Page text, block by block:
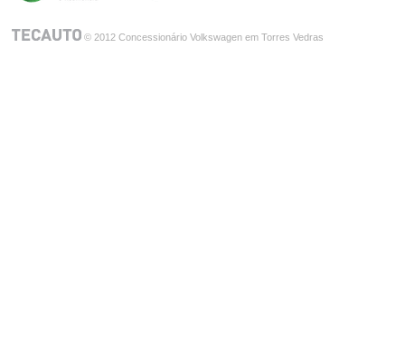
© 2012 Concessionário Volkswagen em Torres Vedras